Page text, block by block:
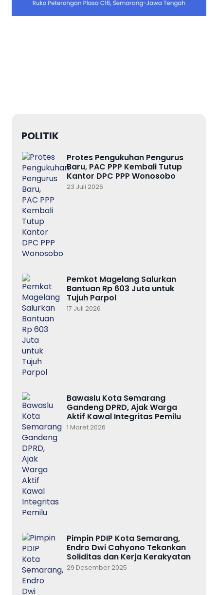
POLITIK
Protes Pengukuhan Pengurus
Baru, PAC PPP Kembali Tutup
Kantor DPC PPP Wonosobo
23 Juli 2026
Pemkot Magelang Salurkan
Bantuan Rp 603 Juta untuk
Tujuh Parpol
17 Juli 2026
Bawaslu Kota Semarang
Gandeng DPRD, Ajak Warga
Aktif Kawal Integritas Pemilu
1 Maret 2026
Pimpin PDIP Kota Semarang,
Endro Dwi Cahyono Tekankan
Soliditas dan Kerja Kerakyatan
29 Desember 2025